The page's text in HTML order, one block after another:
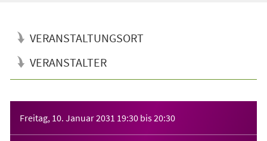
VERANSTALTUNGSORT
VERANSTALTER
Freitag, 10. Januar 2031 19:30 bis20:30